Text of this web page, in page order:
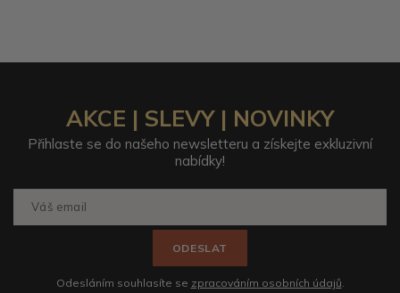
AKCE | SLEVY | NOVINKY
Přihlaste se do našeho newsletteru a získejte exkluzivní
nabídky!
ODESLAT
Odesláním souhlasíte se zpracováním osobních údajů